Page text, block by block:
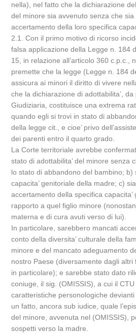
nella), nel fatto che la dichiarazione
del minore sia avvenuto senza che
accertamento della loro specifica
2.1. Con il primo motivo di ricorso
falsa applicazione della Legge n. 184
15, in relazione all’articolo 360 c.p.c.,
premette che la legge (Legge n. 184
assicura ai minori il diritto di vivere
che la dichiarazione di adottabilita’, da
Giudiziaria, costituisce una extrema
quando egli si trovi in stato di
della legge cit., e cioe’ privo
dei parenti entro il quarto grado.
La Corte territoriale avrebbe
stato di adottabilita’ del minore senza
lo stato di abbandono del bambino; b)
capacita’ genitoriale della madre; c)
accertamento della specifica
rapporto a quel figlio minore
materna e di cura avuti verso di lui).
In particolare, sarebbero mancati
conto della diversita’ culturale della
minore e del mancato adeguamento
nostro Paese (diversamente dagli altri
in particolare); e sarebbe stato dato
coniuge, il sig. (OMISSIS), a cui il
caratteristiche personologiche devianti
un fatto, ancora sub iudice, quale
del minore, avvenuta nel (OMISSIS),
sospetti verso la madre.